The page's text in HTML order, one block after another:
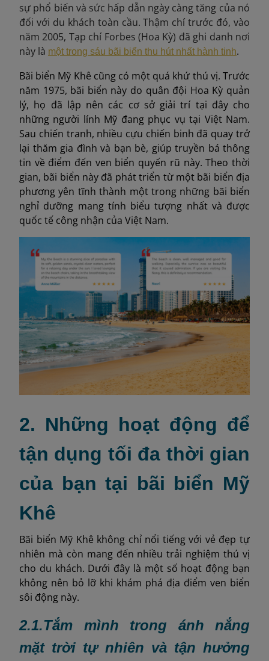
sự phổ biến và sức hấp dẫn ngày càng tăng của nó
đối với du khách toàn cầu. Thậm chí trước đó, vào
năm 2005, Tạp chí Forbes (Hoa Kỳ) đã ghi danh nơi
này là một trong sáu bãi biển thu hút nhất hành tinh.
Bãi biển Mỹ Khê cũng có một quá khứ thú vị. Trước
năm 1975, bãi biển này do quân đội Hoa Kỳ quản
lý, họ đã lập nên các cơ sở giải trí tại đây cho
những người lính Mỹ đang phục vụ tại Việt Nam.
Sau chiến tranh, nhiều cựu chiến binh đã quay trở
lại thăm gia đình và bạn bè, giúp truyền bá thông
tin về điểm đến ven biển quyến rũ này. Theo thời
gian, bãi biển này đã phát triển từ một bãi biển địa
phương yên tĩnh thành một trong những bãi biển
nghỉ dưỡng mang tính biểu tượng nhất và được
quốc tế công nhận của Việt Nam.
2. Những hoạt động để
tận dụng tối đa thời gian
của bạn tại bãi biển Mỹ
Khê
Bãi biển Mỹ Khê không chỉ nổi tiếng với vẻ đẹp tự
nhiên mà còn mang đến nhiều trải nghiệm thú vị
cho du khách. Dưới đây là một số hoạt động bạn
không nên bỏ lỡ khi khám phá địa điểm ven biển
sôi động này.
2.1.Tắm mình trong ánh nắng
mặt trời tự nhiên và tận hưởng